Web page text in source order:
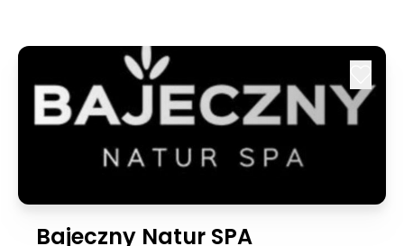
Bajeczny Natur SPA